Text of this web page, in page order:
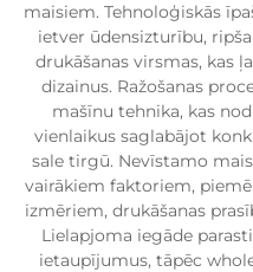
maisiem. Tehnoloģiskās
ietver ūdensizturību,
drukāšanas virsmas, kas
dizainus. Ražošanas
mašīnu tehnika, kas
vienlaikus saglabājot
sale tirgū. Nevīstamo
vairākiem faktoriem,
izmēriem, drukāšanas
Lielapjoma iegāde
ietaupījumus, tāpēc